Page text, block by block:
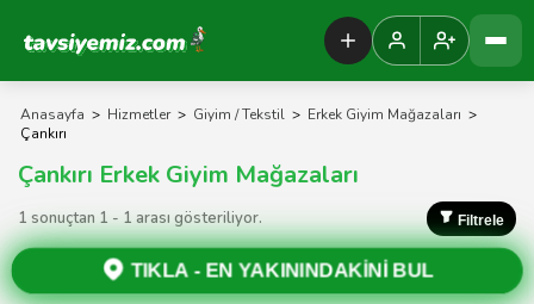
Tavsiyemiz Anasayfa
Anasayfa > Hizmetler > Giyim / Tekstil > Erkek Giyim Mağazaları >
Çankırı
Çankırı Erkek Giyim Mağazaları
1 sonuçtan 1 - 1 arası gösteriliyor. Filtrele
TIKLA - EN YAKININDAKİNİ BUL